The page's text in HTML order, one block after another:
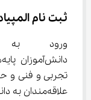
ثبت نام
ورود به